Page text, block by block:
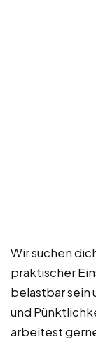
Wir suchen
praktischer
belastbar sein
und
arbeitest